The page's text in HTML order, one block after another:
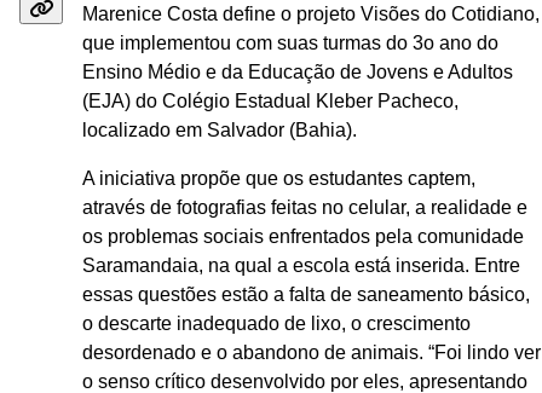
Marenice Costa define o projeto Visões do Cotidiano,
que implementou com suas turmas do 3o ano do
Ensino Médio e da Educação de Jovens e Adultos
(EJA) do Colégio Estadual Kleber Pacheco,
localizado em Salvador (Bahia).
A iniciativa propõe que os estudantes captem,
através de fotografias feitas no celular, a realidade e
os problemas sociais enfrentados pela comunidade
Saramandaia, na qual a escola está inserida. Entre
essas questões estão a falta de saneamento básico,
o descarte inadequado de lixo, o crescimento
desordenado e o abandono de animais. “Foi lindo ver
o senso crítico desenvolvido por eles, apresentando